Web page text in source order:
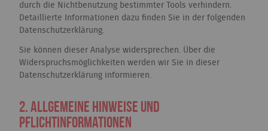
durch die Nichtbenutzung bestimmter Tools verhindern.
Detaillierte Informationen dazu finden Sie in der folgenden
Datenschutzerklärung.
Sie können dieser Analyse widersprechen. Über die
Widerspruchsmöglichkeiten werden wir Sie in dieser
Datenschutzerklärung informieren.
2. Allgemeine Hinweise und
Pflichtinformationen